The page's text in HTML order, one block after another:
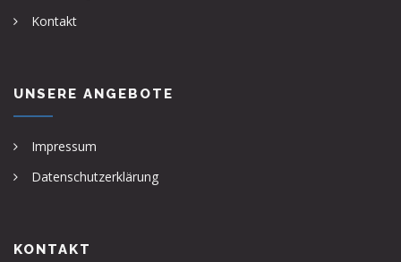
Kontakt
UNSERE ANGEBOTE
Impressum
Datenschutzerklärung
KONTAKT